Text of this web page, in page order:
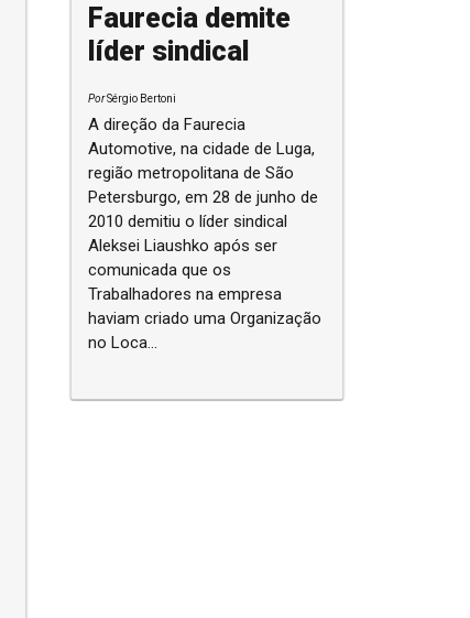
Faurecia demite
líder sindical
PorSérgio Bertoni
A direção da Faurecia
Automotive, na cidade de Luga,
região metropolitana de São
Petersburgo, em 28 de junho de
2010 demitiu o líder sindical
Aleksei Liaushko após ser
comunicada que os
Trabalhadores na empresa
haviam criado uma Organização
no Loca...